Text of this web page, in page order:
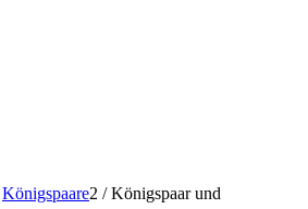
Königspaare2 / Königspaar und